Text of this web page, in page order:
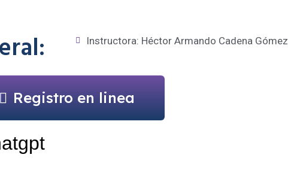
Instructora: Héctor Armando Cadena Gómez
Registro en linea